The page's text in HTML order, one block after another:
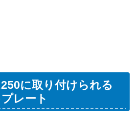
に取り付けられる
レート